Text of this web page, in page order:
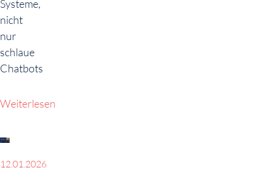
Systeme,
nicht
nur
schlaue
Chatbots
Weiterlesen
12.01.2026